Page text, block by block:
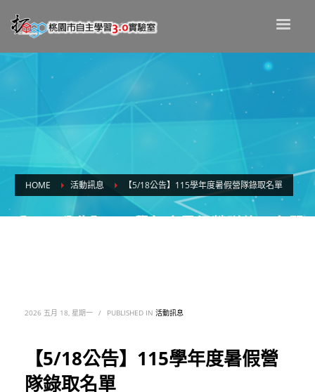
HOME 活動訊息 【5/18公告】115學年度暑假營隊錄取名單
【5/18公告】115學年度暑假營隊錄取名單
2026 五月 18, 星期一 / PUBLISHED IN 活動訊息
【5/18公告】115學年度暑假營
隊錄取名單